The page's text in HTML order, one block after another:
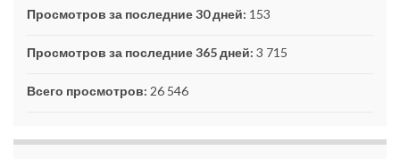
Просмотров за последние 30 дней: 153
Просмотров за последние 365 дней: 3 715
Всего просмотров: 26 546